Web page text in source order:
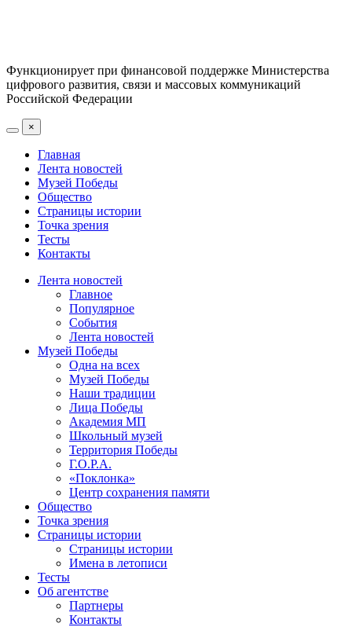
Функционирует при финансовой поддержке Министерства
цифрового развития, связи и массовых коммуникаций
Российской Федерации
×
Главная
Лента новостей
Музей Победы
Общество
Страницы истории
Точка зрения
Тесты
Контакты
Лента новостей
Главное
Популярное
События
Лента новостей
Музей Победы
Одна на всех
Музей Победы
Наши традиции
Лица Победы
Академия МП
Школьный музей
Территория Победы
Г.О.Р.А.
«Поклонка»
Центр сохранения памяти
Общество
Точка зрения
Страницы истории
Страницы истории
Имена в летописи
Тесты
Об агентстве
Партнеры
Контакты